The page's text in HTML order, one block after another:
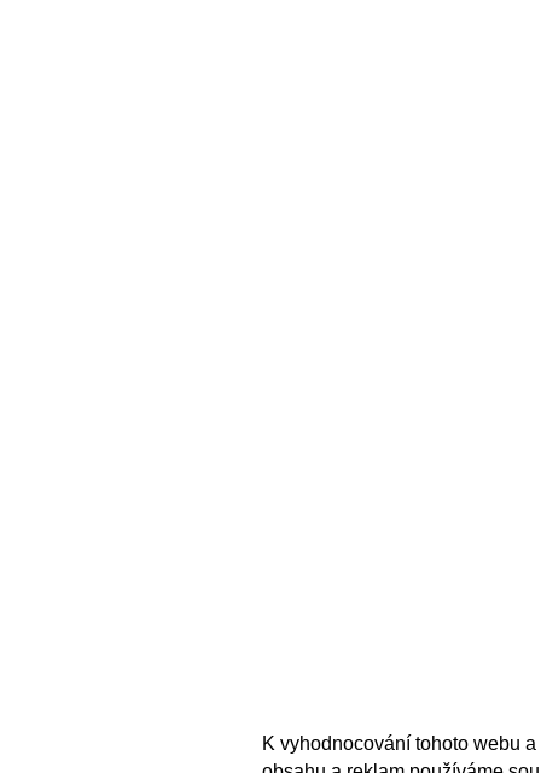
K vyhodnocování tohoto webu